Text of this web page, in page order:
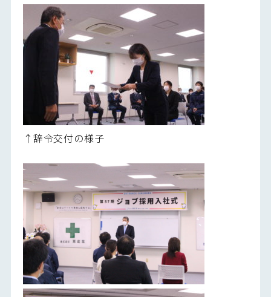
↑辞令交付の様子